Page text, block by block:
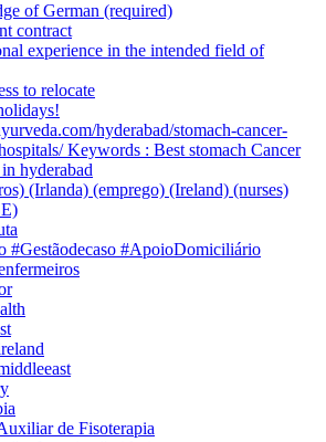
of German (required)
contract
experience in the intended field of
to relocate
hyderabad/stomach-cancer-
Keywords : Best stomach Cancer
hyderabad
(Irlanda) (emprego) (Ireland) (nurses)
#Gestãodecaso #ApoioDomiciliário
de Fisoterapia